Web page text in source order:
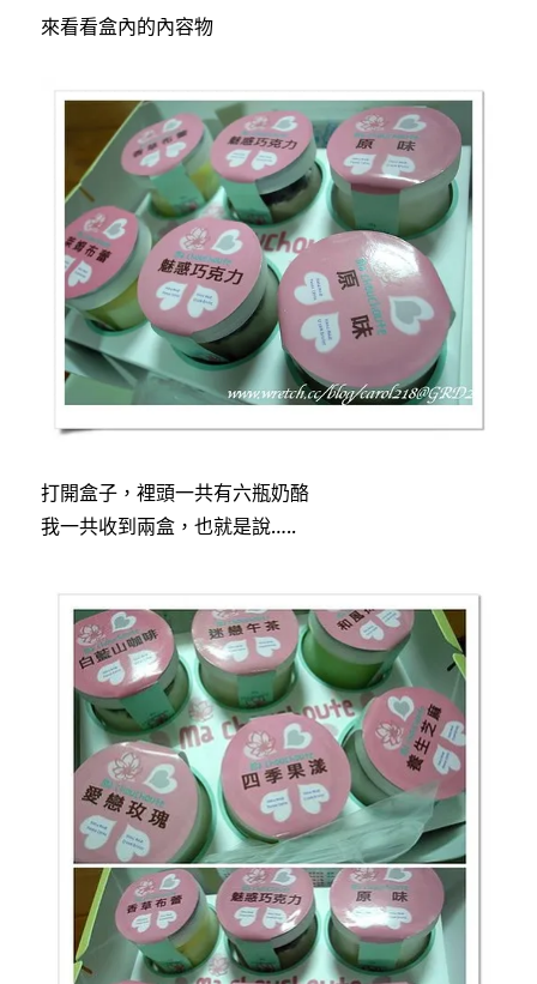
來看看盒內的內容物
打開盒子，裡頭一共有六瓶奶酪
我一共收到兩盒，也就是說…..